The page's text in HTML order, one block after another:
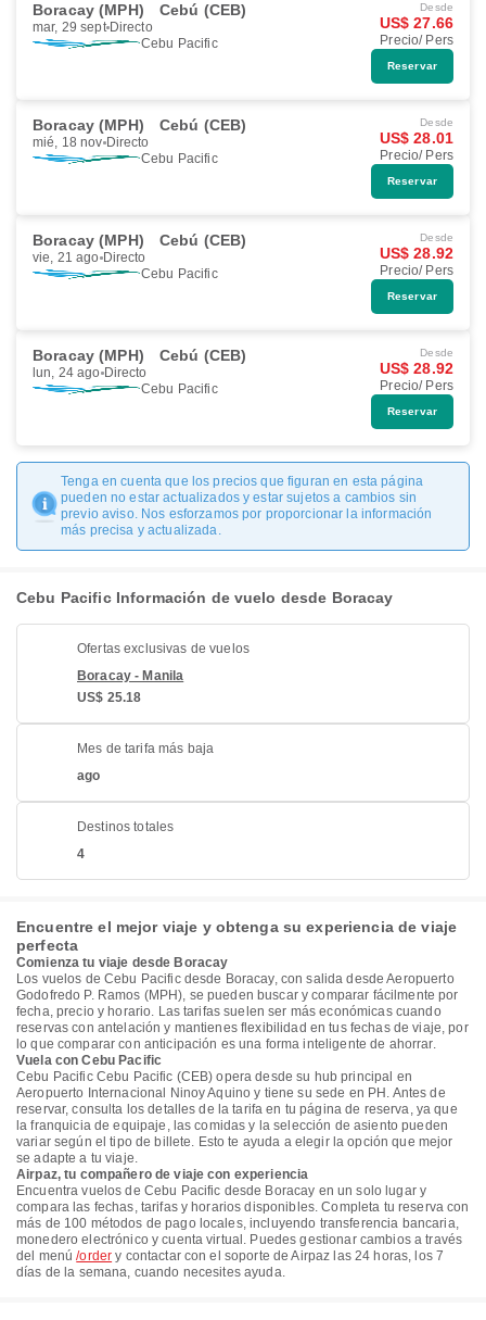
Boracay (MPH) Cebú (CEB)
mar, 29 sept Directo
Cebu Pacific
Desde
US$ 27.66
Precio/ Pers
Reservar
Boracay (MPH) Cebú (CEB)
mié, 18 nov Directo
Cebu Pacific
Desde
US$ 28.01
Precio/ Pers
Reservar
Boracay (MPH) Cebú (CEB)
vie, 21 ago Directo
Cebu Pacific
Desde
US$ 28.92
Precio/ Pers
Reservar
Boracay (MPH) Cebú (CEB)
lun, 24 ago Directo
Cebu Pacific
Desde
US$ 28.92
Precio/ Pers
Reservar
Tenga en cuenta que los precios que figuran en esta página
pueden no estar actualizados y estar sujetos a cambios sin
previo aviso. Nos esforzamos por proporcionar la información
más precisa y actualizada.
Cebu Pacific Información de vuelo desde Boracay
Ofertas exclusivas de vuelos
Boracay - Manila
US$ 25.18
Mes de tarifa más baja
ago
Destinos totales
4
Encuentre el mejor viaje y obtenga su experiencia de viaje
perfecta
Comienza tu viaje desde Boracay
Los vuelos de Cebu Pacific desde Boracay, con salida desde Aeropuerto
Godofredo P. Ramos​​ (MPH), se pueden buscar y comparar fácilmente por
fecha, precio y horario. Las tarifas suelen ser más económicas cuando
reservas con antelación y mantienes flexibilidad en tus fechas de viaje, por
lo que comparar con anticipación es una forma inteligente de ahorrar.
Vuela con Cebu Pacific
Cebu Pacific Cebu Pacific (CEB) opera desde su hub principal en
Aeropuerto Internacional Ninoy Aquino y tiene su sede en PH. Antes de
reservar, consulta los detalles de la tarifa en tu página de reserva, ya que
la franquicia de equipaje, las comidas y la selección de asiento pueden
variar según el tipo de billete. Esto te ayuda a elegir la opción que mejor
se adapte a tu viaje.
Airpaz, tu compañero de viaje con experiencia
Encuentra vuelos de Cebu Pacific desde Boracay en un solo lugar y
compara las fechas, tarifas y horarios disponibles. Completa tu reserva con
más de 100 métodos de pago locales, incluyendo transferencia bancaria,
monedero electrónico y cuenta virtual. Puedes gestionar cambios a través
del menú/order y contactar con el soporte de Airpaz las 24 horas, los 7
días de la semana, cuando necesites ayuda.